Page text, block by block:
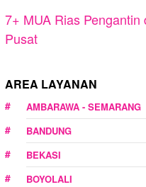
7+ MUA Rias
Pusat
AREA LAYANAN
AMBARAWA - SEMARANG
BANDUNG
BEKASI
BOYOLALI